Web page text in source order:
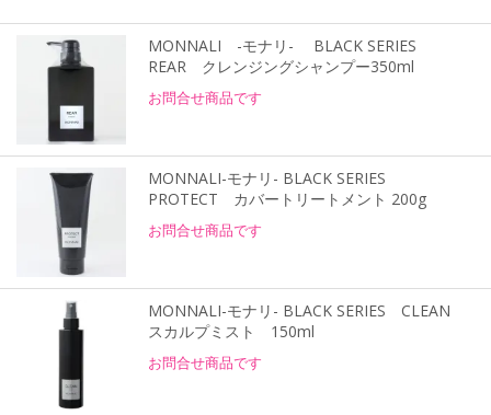
MONNALI -モナリ- BLACK SERIES
REAR クレンジングシャンプー350ml
お問合せ商品です
MONNALI-モナリ- BLACK SERIES
PROTECT カバートリートメント 200g
お問合せ商品です
MONNALI-モナリ- BLACK SERIES CLEAN
スカルプミスト 150ml
お問合せ商品です